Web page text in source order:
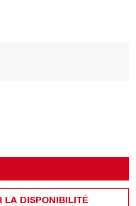
LA DISPONIBILITÉ